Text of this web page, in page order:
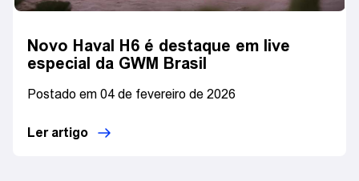
Novo Haval H6 é destaque em live
especial da GWM Brasil
Postado em 04 de fevereiro de 2026
Ler artigo